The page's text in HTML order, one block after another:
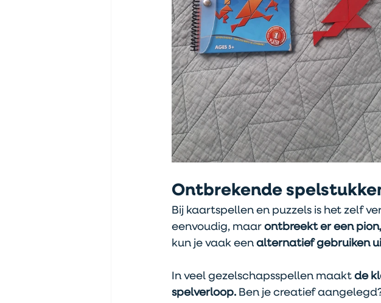
Ontbrekende
Bij kaartspellen en puzzels is het zelf
eenvoudig, maar ontbreekt er een
kun je vaak een alternatief gebruiken
In veel gezelschapsspellen maakt de
spelverloop. Ben je creatief